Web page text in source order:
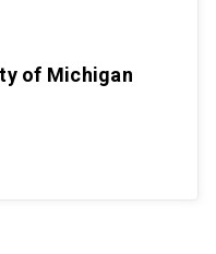
of Michigan